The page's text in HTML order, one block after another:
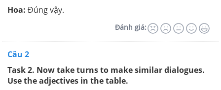
Hoa: Đúng vậy.
Đánh giá:
Câu 2
Task 2. Now take turns to make similar dialogues.
Use the adjectives in the table.